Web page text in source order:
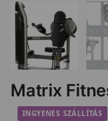
Matrix
INGYENES SZÁLLÍTÁS